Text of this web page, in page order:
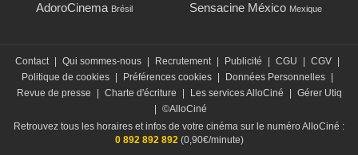
AdoroCinema Brésil Sensacine México Mexique
Contact Qui sommes-nous Recrutement Publicité CGU CGV
Politique de cookies
Préférences cookies Données Personnelles
Revue de presse
Charte d'écriture Les services AlloCiné
Gérer Utiq
©AlloCiné
Retrouvez tous les horaires et infos de votre cinéma sur le numéro AlloCiné :
0 892 892 892(0,90€/minute)